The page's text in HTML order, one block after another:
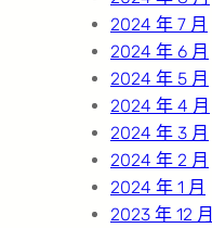
2024 年 7 月
2024 年 6 月
2024 年 5 月
2024 年 4 月
2024 年 3 月
2024 年 2 月
2024 年 1 月
2023 年 12 月